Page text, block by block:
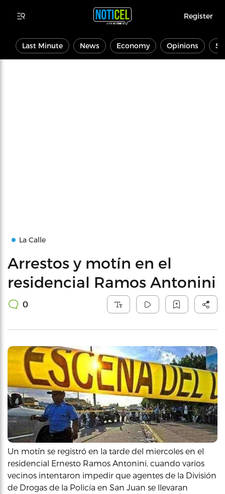
Register
Last Minute News Economy Opinions
La Calle
Arrestos y motín en el
residencial Ramos Antonini
0
Un motín se registró en la tarde del miercoles en el
residencial Ernesto Ramos Antonini, cuando varios
vecinos intentaron impedir que agentes de la División
de Drogas de la Policía en San Juan se llevaran